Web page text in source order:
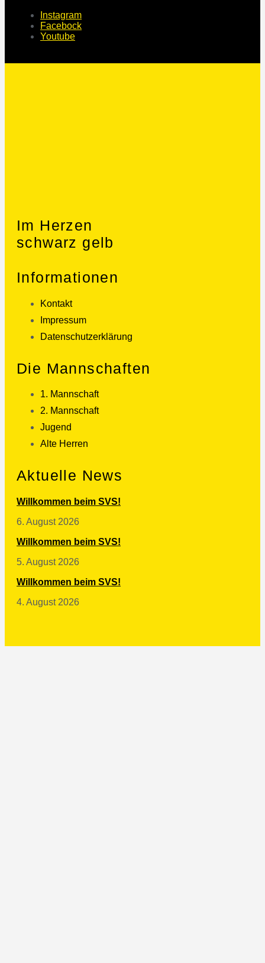
Instagram
Facebock
Youtube
Im Herzen
schwarz gelb
Informationen
Kontakt
Impressum
Datenschutzerklärung
Die Mannschaften
1. Mannschaft
2. Mannschaft
Jugend
Alte Herren
Aktuelle News
Willkommen beim SVS!
6. August 2026
Willkommen beim SVS!
5. August 2026
Willkommen beim SVS!
4. August 2026